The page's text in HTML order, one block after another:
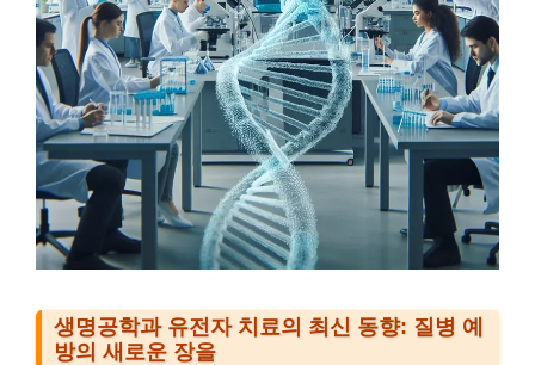
생명공학과 유전자 치료의 최신 동향: 질병 예
방의 새로운 장을